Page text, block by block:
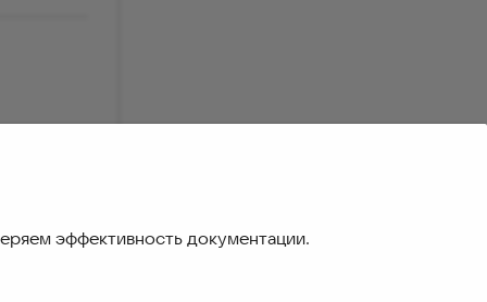
эффективность документации.